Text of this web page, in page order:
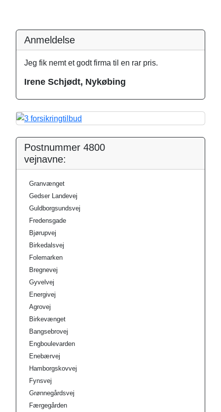
Anmeldelse
Jeg fik nemt et godt firma til en rar pris.
Irene Schjødt, Nykøbing
Postnummer 4800
vejnavne:
Granvænget
Gedser Landevej
Guldborgsundsvej
Fredensgade
Bjørupvej
Birkedalsvej
Folemarken
Bregnevej
Gyvelvej
Energivej
Agrovej
Birkevænget
Bangsebrovej
Engboulevarden
Enebærvej
Hamborgskovvej
Fynsvej
Grønnegårdsvej
Færgegården